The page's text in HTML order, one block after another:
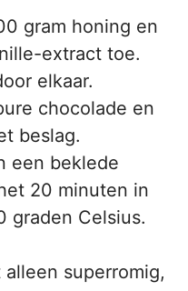
gram honing en
extract toe.
elkaar.
chocolade en
beslag.
een beklede
20 minuten in
graden Celsius.
superromig,